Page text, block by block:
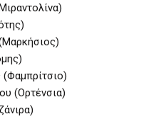
(Ορτένσια)